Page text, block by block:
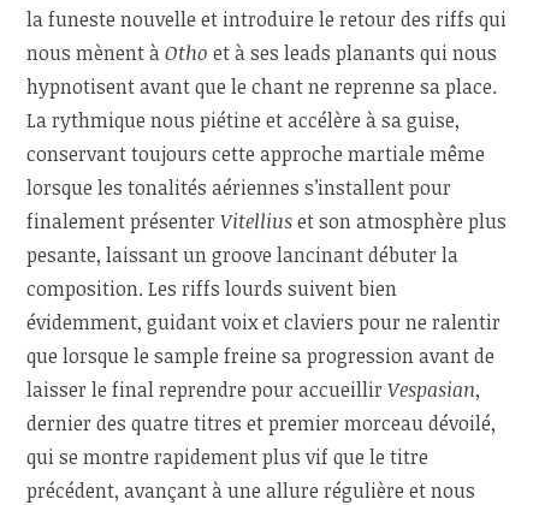
la funeste nouvelle et introduire le retour des riffs qui
nous mènent àOtho et à ses leads planants qui nous
hypnotisent avant que le chant ne reprenne sa place.
La rythmique nous piétine et accélère à sa guise,
conservant toujours cette approche martiale même
lorsque les tonalités aériennes s’installent pour
finalement présenterVitelliuset son atmosphère plus
pesante, laissant un groove lancinant débuter la
composition. Les riffs lourds suivent bien
évidemment, guidant voix et claviers pour ne ralentir
que lorsque le sample freine sa progression avant de
laisser le final reprendre pour accueillirVespasian,
dernier des quatre titres et premier morceau dévoilé,
qui se montre rapidement plus vif que le titre
précédent, avançant à une allure régulière et nous